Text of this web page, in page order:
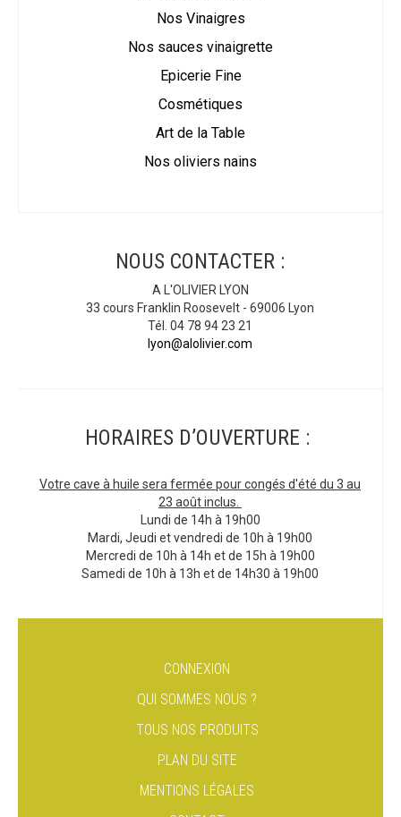
Nos Vinaigres
Nos sauces vinaigrette
Epicerie Fine
Cosmétiques
Art de la Table
Nos oliviers nains
NOUS CONTACTER :
A L'OLIVIER LYON
33 cours Franklin Roosevelt - 69006 Lyon
Tél. 04 78 94 23 21
lyon@alolivier.com
HORAIRES D’OUVERTURE :
Votre cave à huile sera fermée pour congés d'été du 3 au
23 août inclus.
Lundi de 14h à 19h00
Mardi, Jeudi et vendredi de 10h à 19h00
Mercredi de 10h à 14h et de 15h à 19h00
Samedi de 10h à 13h et de 14h30 à 19h00
CONNEXION
QUI SOMMES NOUS ?
TOUS NOS PRODUITS
PLAN DU SITE
MENTIONS LÉGALES